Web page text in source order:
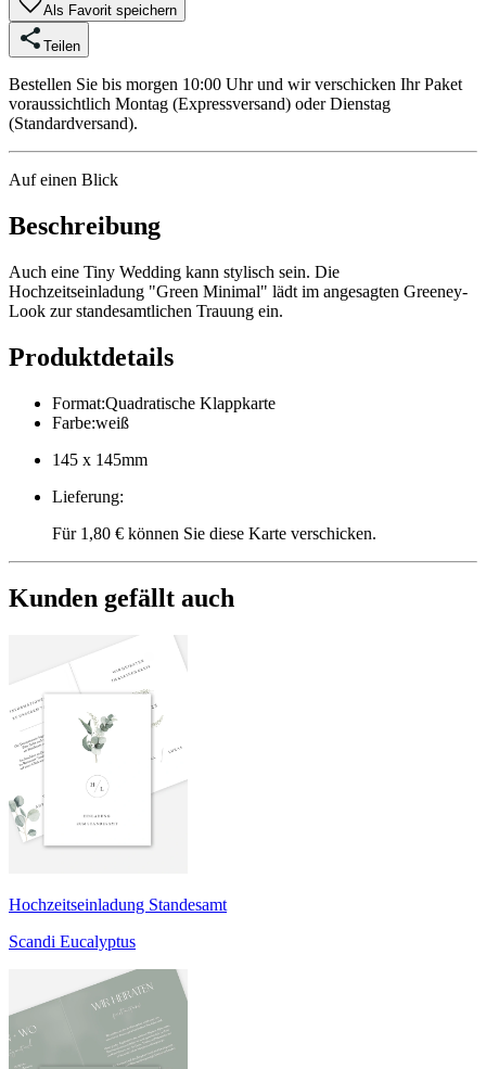
Als Favorit speichern
Teilen
Bestellen Sie bis morgen 10:00 Uhr und wir verschicken Ihr Paket
voraussichtlich Montag (Expressversand) oder Dienstag
(Standardversand).
Auf einen Blick
Beschreibung
Auch eine Tiny Wedding kann stylisch sein. Die
Hochzeitseinladung "Green Minimal" lädt im angesagten Greeney-
Look zur standesamtlichen Trauung ein.
Produktdetails
Format:Quadratische Klappkarte
Farbe:weiß
145 x 145mm
Lieferung:
Für 1,80 € können Sie diese Karte verschicken.
Kunden gefällt auch
Hochzeitseinladung Standesamt
Scandi Eucalyptus